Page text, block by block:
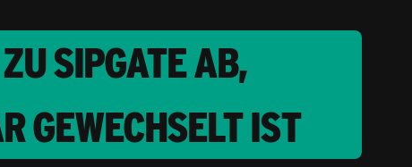
SIPGATE AB,
GEWECHSELT IST